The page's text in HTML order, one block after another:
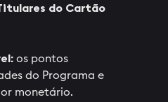
do Cartão
os pontos
do Programa e
monetário.